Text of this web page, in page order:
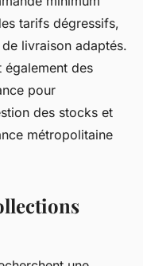
tarifs dégressifs,
livraison adaptés.
également des
pour
des stocks et
métropolitaine